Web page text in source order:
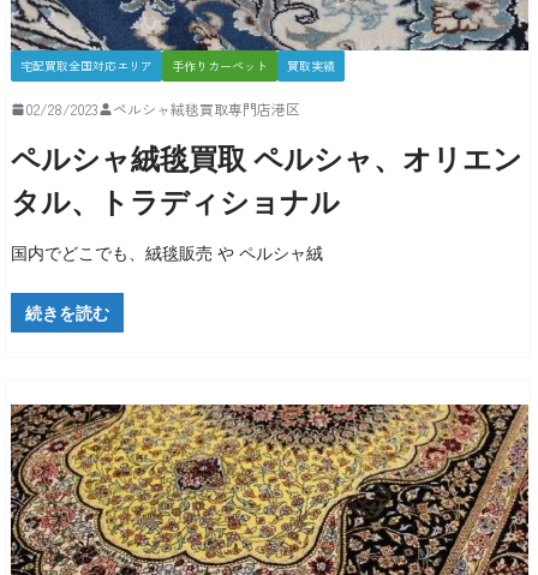
宅配買取全国対応エリア 手作りカーペット 買取実績
02/28/2023 ペルシャ絨毯買取専門店港区
ペルシャ絨毯買取 ペルシャ、オリエン
タル、トラディショナル
国内でどこでも、絨毯販売 や ペルシャ絨
続きを読む